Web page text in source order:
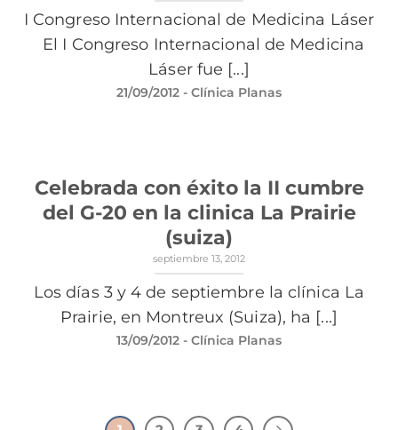
I Congreso Internacional de Medicina Láser
El I Congreso Internacional de Medicina
Láser fue [...]
21/09/2012 - Clínica Planas
Celebrada con éxito la II cumbre
del G-20 en la clinica La Prairie
(suiza)
septiembre 13, 2012
Los días 3 y 4 de septiembre la clínica La
Prairie, en Montreux (Suiza), ha [...]
13/09/2012 - Clínica Planas